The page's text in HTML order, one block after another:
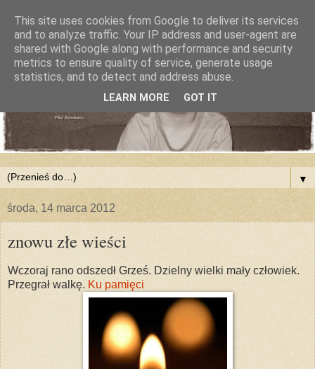
▼
środa, 14 marca 2012
znowu złe wieści
Wczoraj rano odszedł Grześ. Dzielny wielki mały człowiek.
Przegrał walkę. Ku pamięci
This site uses cookies from Google to deliver its services
and to analyze traffic. Your IP address and user-agent are
shared with Google along with performance and security
metrics to ensure quality of service, generate usage
statistics, and to detect and address abuse.
LEARN MORE GOT IT